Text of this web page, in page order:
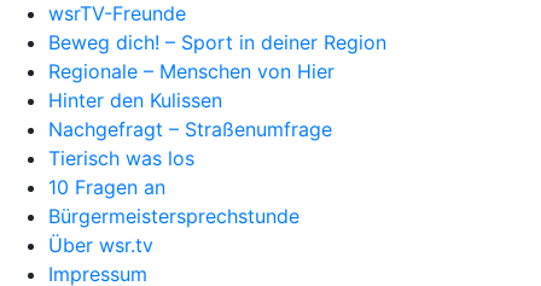
wsrTV-Freunde
Beweg dich! – Sport in deiner Region
Regionale – Menschen von Hier
Hinter den Kulissen
Nachgefragt – Straßenumfrage
Tierisch was los
10 Fragen an
Bürgermeistersprechstunde
Über wsr.tv
Impressum